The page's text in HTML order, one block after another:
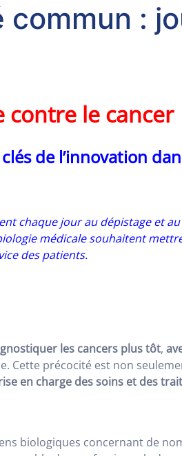
commun :
contre le cancer
de l’innovation
chaque jour au dépistage et
médicale souhaitent
des patients.
les cancers plus tôt,
Cette précocité est non
en charge des soins et des
biologiques concernant de